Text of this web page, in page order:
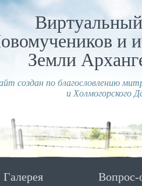
и
Земли
создан по благословлению
и Холмогорского
Галерея Вопрос-